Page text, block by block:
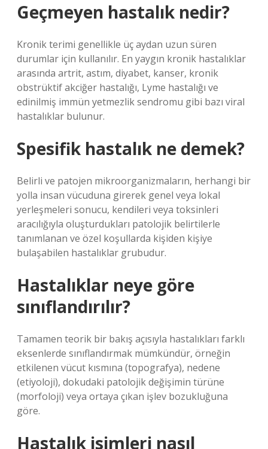
Geçmeyen hastalık nedir?
Kronik terimi genellikle üç aydan uzun süren
durumlar için kullanılır. En yaygın kronik hastalıklar
arasında artrit, astım, diyabet, kanser, kronik
obstrüktif akciğer hastalığı, Lyme hastalığı ve
edinilmiş immün yetmezlik sendromu gibi bazı viral
hastalıklar bulunur.
Spesifik hastalık ne demek?
Belirli ve patojen mikroorganizmaların, herhangi bir
yolla insan vücuduna girerek genel veya lokal
yerleşmeleri sonucu, kendileri veya toksinleri
aracılığıyla oluşturdukları patolojik belirtilerle
tanımlanan ve özel koşullarda kişiden kişiye
bulaşabilen hastalıklar grubudur.
Hastalıklar neye göre
sınıflandırılır?
Tamamen teorik bir bakış açısıyla hastalıkları farklı
eksenlerde sınıflandırmak mümkündür, örneğin
etkilenen vücut kısmına (topografya), nedene
(etiyoloji), dokudaki patolojik değişimin türüne
(morfoloji) veya ortaya çıkan işlev bozukluğuna
göre.
Hastalık isimleri nasıl